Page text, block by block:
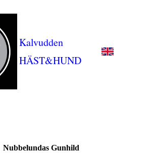
Kalvudden
HÄST&HUND
Nubbelundas Gunhild